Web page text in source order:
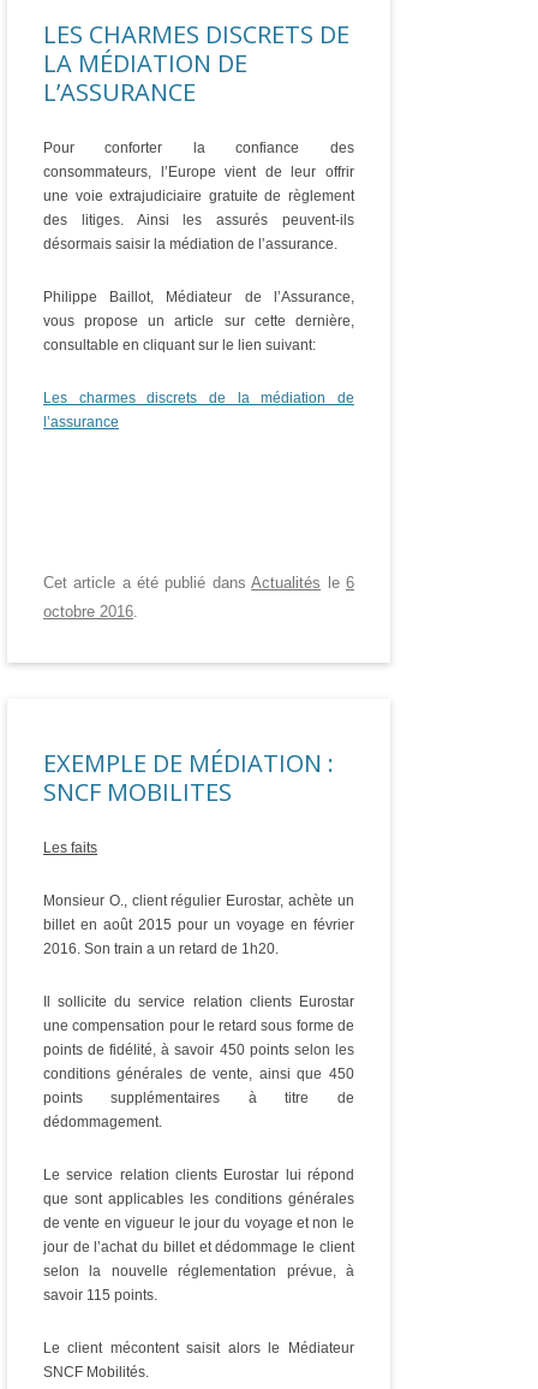
LES CHARMES DISCRETS DE
LA MÉDIATION DE
L’ASSURANCE
Pour conforter la confiance des
consommateurs, l’Europe vient de leur offrir
une voie extrajudiciaire gratuite de règlement
des litiges. Ainsi les assurés peuvent-ils
désormais saisir la médiation de l’assurance.
Philippe Baillot, Médiateur de l’Assurance,
vous propose un article sur cette dernière,
consultable en cliquant sur le lien suivant:
Les charmes discrets de la médiation de
l’assurance
Cet article a été publié dansActualités le 6
octobre 2016.
EXEMPLE DE MÉDIATION :
SNCF MOBILITES
Les faits
Monsieur O., client régulier Eurostar, achète un
billet en août 2015 pour un voyage en février
2016. Son train a un retard de 1h20.
Il sollicite du service relation clients Eurostar
une compensation pour le retard sous forme de
points de fidélité, à savoir 450 points selon les
conditions générales de vente, ainsi que 450
points supplémentaires à titre de
dédommagement.
Le service relation clients Eurostar lui répond
que sont applicables les conditions générales
de vente en vigueur le jour du voyage et non le
jour de l’achat du billet et dédommage le client
selon la nouvelle réglementation prévue, à
savoir 115 points.
Le client mécontent saisit alors le Médiateur
SNCF Mobilités.